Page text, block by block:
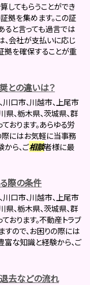
してもらうことができ
拠を集めます。この証
と言っても過言では
、会社が支払いに応じ
拠を確保することが重
との違いは？
口市、川越市、上尾市
県、栃木県、茨城県、群
おります。あらゆる労
際にはお気軽に当事務
ら、ご相談者様に最
際の条件
口市、川越市、上尾市
県、栃木県、茨城県、群
おります。不動産トラブ
ので、お困りの際には
富な知識と経験から、ご
去などの流れ